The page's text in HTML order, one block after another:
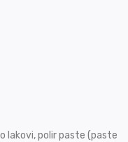
lakovi, polir paste (paste